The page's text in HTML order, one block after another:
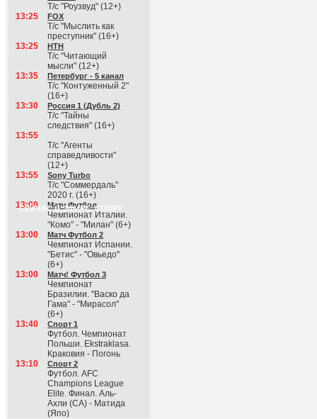
Т/с "Роузвуд" (12+)
13:25
FOX
Т/с "Мыслить как
преступник" (16+)
13:25
НТН
Т/с "Читающий
мысли" (12+)
13:35
Петербург - 5 канал
Т/с "Контуженный 2"
(16+)
13:30
Россия 1 (Дубль 2)
Т/с "Тайны
следствия" (16+)
13:55
Т/с "Агенты
справедливости"
(12+)
13:55
Sony Turbo
Т/с "Соммердаль"
2020 г. (16+)
СЕЙЧАС В ЭФИРЕ: СПОРТ
13:00 Матч Футбол
Чемпионат Италии.
"Комо" - "Милан" (6+)
13:00
Матч Футбол 2
Чемпионат Испании.
"Бетис" - "Овьедо"
(6+)
13:00
Матч! Футбол 3
Чемпионат
Бразилии. "Васко да
Гама" - "Мирасол"
(6+)
13:40
Спорт 1
Футбол. Чемпионат
Польши. Ekstraklasa.
Краковия - Погонь
13:10
Спорт 2
Футбол. AFC
Champions League
Elite. Финал. Аль-
Ахли (СА) - Матида
(Япо)